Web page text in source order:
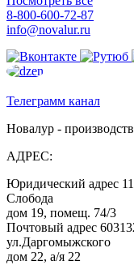
8-800-600-72-87
info@novalur.ru
Телеграмм канал
Новалур -
АДРЕС:
Юридический адрес
Слобода
дом 19, помещ. 74/3
Почтовый адрес
ул.Даргомыжского
дом 22, а/я 22